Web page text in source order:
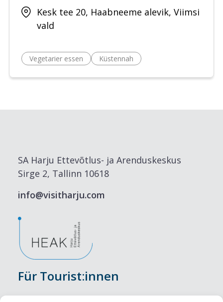
Kesk tee 20, Haabneeme alevik, Viimsi
vald
Vegetarier essen Küstennah
SA Harju Ettevõtlus- ja Arenduskeskus
Sirge 2, Tallinn 10618
info@visitharju.com
Für Tourist:innen